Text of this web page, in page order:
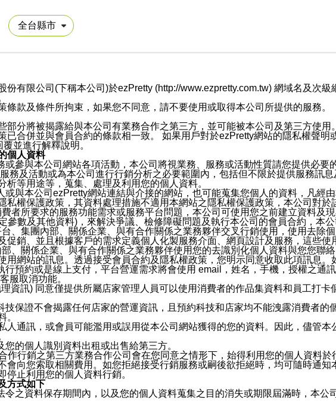
份有限公司(下稱本公司)於ezPretty (http://www.ezpretty.com.tw) 網域名及次
款及條件所拘束，如果您不同意，請不要使用或取得本公司所提供的服務。
部分將被揭露給與本公司有業務合作之第三方，並可能被本公司及第三方使
已合併並與會員合約的條款相一致。 如果用戶對於ezPretty網站的隱私權聲
並進行解釋說明。
個人資料
或參與本公司網站各項活動，本公司將視業務、服務或活動性質請您提供必
務及活動或為本公司進行行銷分析之必要範圍內，包括但不限於提供服務訊
等用途等，蒐集、處理及利用您的個人資料。
或與本公司ezPretty網站連結與介接的網站，也可能蒐集您個人的資料，凡經
私權保護政策，其資料處理措施不適用本網站之隱私權保護政策，本公司對於
者所要求的服務功能需求或服務平台問題，本公司可使用您之前建立資料及
參數及其他資料)，來解決爭議、檢修障礙問題及執行本公司的會員合約，本
、集團內部、關係企業、與有合作關係之業務夥伴交叉行銷使用，使用去除
促銷、並且根據客戶的需求定義個人化製服務介面、網頁設計及服務，這些使
、關係企業、與有合作關係之業務夥伴使用您的去識別化個人資料與您您聯
用網站的訊息。透過接受會員合約及隱私權政策，您明示同意收取此項訊息。
預約或是線上支付，平台營運需求將會使用 email，姓名，手機，授權之通
服取消功能。
資訊) 同意僅提供所屬店家管理人員可以使用消費者的作品集資料和員工打卡
技保證不會揭露任何店家的營運資訊，且預約科技和店家均不能洩露消費者
。
人通訊，或會員可能濫用或誤用從本公司網站獲得的您的資料。因此，儘管
的個人識別資料出租或出售給第三方。
作行銷之第三方業務合作公司會在您同意之情形下，始得利用您的個人資料
會向您索取相關費用。如您拒絕接受行銷服務或嗣後欲拒絕時，均可隨時通
止利用您的個人資料行銷。
方式如下
之資料保存期間內，以及您的個人資料蒐集之目的消失或期限屆滿時，本公